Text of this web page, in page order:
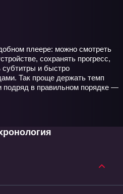
плеере: можно смотреть
сохранять прогресс,
субтитры и быстро
Так проще держать темп
подряд в правильном порядке —